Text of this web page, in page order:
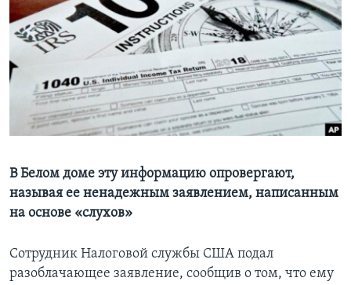
Learning English
СОЦИАЛЬНЫЕ СЕТИ
В Белом доме эту информацию опровергают,
называя ее ненадежным заявлением, написанным
на основе «слухов»
Сотрудник Налоговой службы США подал
разоблачающее заявление, сообщив о том, что ему